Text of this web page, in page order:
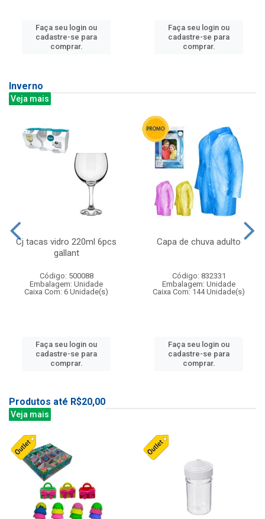
Faça seu login ou
cadastre-se para
comprar.
Faça seu login ou
cadastre-se para
comprar.
Inverno
Veja mais
Cj tacas vidro 220ml 6pcs
gallant
Código: 500088
Embalagem: Unidade
Caixa Com: 6 Unidade(s)
Faça seu login ou
cadastre-se para
comprar.
Capa de chuva adulto
Código: 832331
Embalagem: Unidade
Caixa Com: 144 Unidade(s)
Faça seu login ou
cadastre-se para
comprar.
Produtos até R$20,00
Veja mais